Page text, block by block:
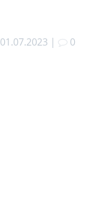
01.07.2023 | 0